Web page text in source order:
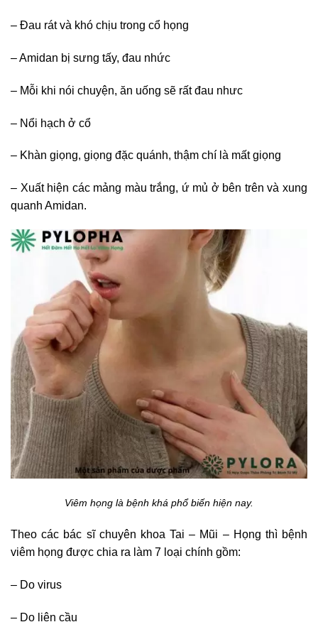
– Đau rát và khó chịu trong cổ họng
– Amidan bị sưng tấy, đau nhức
– Mỗi khi nói chuyện, ăn uống sẽ rất đau nhưc
– Nổi hạch ở cổ
– Khàn giọng, giọng đặc quánh, thậm chí là mất giọng
– Xuất hiện các mảng màu trắng, ứ mủ ở bên trên và xung
quanh Amidan.
Viêm họng là bệnh khá phổ biến hiện nay.
Theo các bác sĩ chuyên khoa Tai – Mũi – Họng thì bệnh
viêm họng được chia ra làm 7 loại chính gồm:
– Do virus
– Do liên cầu